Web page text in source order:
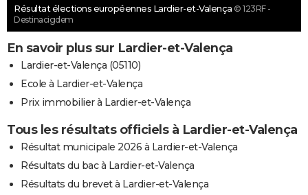
Résultat élections européennes Lardier-et-Valença © 123RF -
Destinacigdem
En savoir plus sur Lardier-et-Valença
Lardier-et-Valença (05110)
Ecole à Lardier-et-Valença
Prix immobilier à Lardier-et-Valença
Tous les résultats officiels à Lardier-et-Valença
Résultat municipale 2026 à Lardier-et-Valença
Résultats du bac à Lardier-et-Valença
Résultats du brevet à Lardier-et-Valença